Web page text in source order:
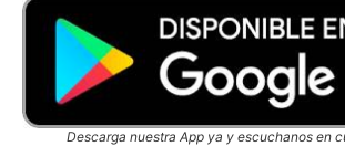
Descarga nuestra App ya y escuchanos en